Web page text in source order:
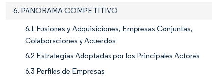
6. PANORAMA COMPETITIVO
6.1 Fusiones y Adquisiciones, Empresas Conjuntas,
Colaboraciones y Acuerdos
6.2 Estrategias Adoptadas por los Principales Actores
6.3 Perfiles de Empresas